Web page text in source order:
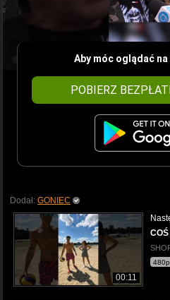
Aby móc oglądać
POBIERZ
Dodał: GONIEC
00:11
480p